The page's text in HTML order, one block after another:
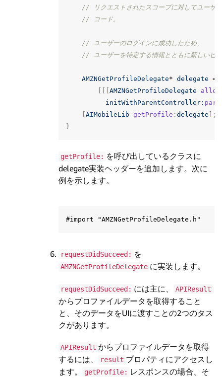
// リクエストされたスコープに対してユーザ
// コード。
// ユーザーのログインに成功したため、
// ユーザーを特定する情報とともに新しいビ
AMZNGetProfileDelegate* delegate =
AMZNGetProfileDelegate alloc
initWithParentController:
AIMobileLib getProfile : delegate ];
}
getProfile: を呼び出しているクラスに
delegate実装ヘッダーを追加します。次に
例を示します。
requestDidSucceed: を
AMZNGetProfileDelegate に実装します。
requestDidSucceed: には主に、 APIResult
からプロファイルデータを取得すること
と、そのデータをUIに渡すことの2つのタス
クがあります。
APIResult からプロファイルデータを取得
するには、
result プロパティにアクセスし
ます。
getProfile: レスポンスの場合、そ